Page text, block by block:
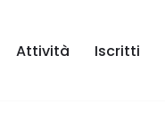
Attività Iscritti